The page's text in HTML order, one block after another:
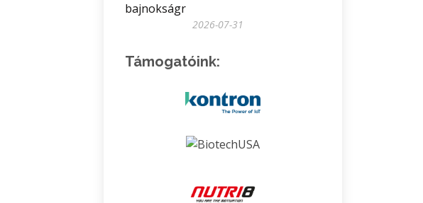
bajnokságr
2026-07-31
Támogatóink: